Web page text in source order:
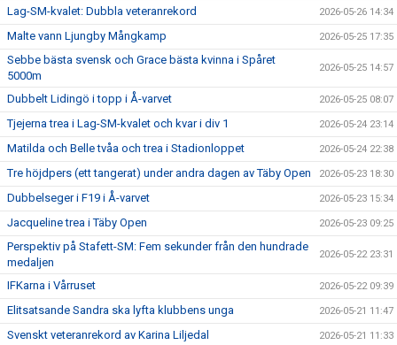
Lag-SM-kvalet: Dubbla veteranrekord 2026-05-26 14:34
Malte vann Ljungby Mångkamp 2026-05-25 17:35
Sebbe bästa svensk och Grace bästa kvinna i Spåret
5000m
2026-05-25 14:57
Dubbelt Lidingö i topp i Å-varvet 2026-05-25 08:07
Tjejerna trea i Lag-SM-kvalet och kvar i div 1 2026-05-24 23:14
Matilda och Belle tvåa och trea i Stadionloppet 2026-05-24 22:38
Tre höjdpers (ett tangerat) under andra dagen av Täby Open 2026-05-23 18:30
Dubbelseger i F19 i Å-varvet 2026-05-23 15:34
Jacqueline trea i Täby Open 2026-05-23 09:25
Perspektiv på Stafett-SM: Fem sekunder från den hundrade
medaljen
2026-05-22 23:31
IFKarna i Vårruset 2026-05-22 09:39
Elitsatsande Sandra ska lyfta klubbens unga 2026-05-21 11:47
Svenskt veteranrekord av Karina Liljedal 2026-05-21 11:33